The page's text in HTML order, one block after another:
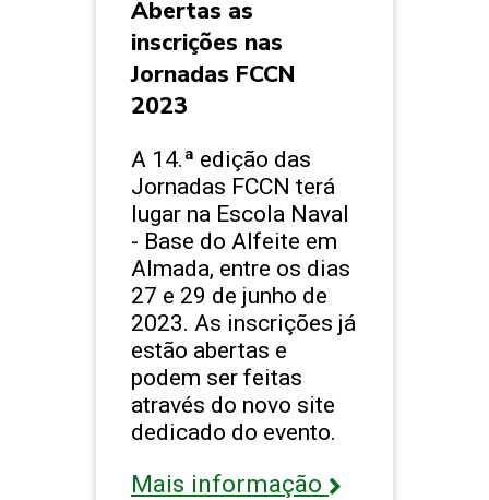
Abertas as
inscrições nas
Jornadas FCCN
2023
A 14.ª edição das
Jornadas FCCN terá
lugar na Escola Naval
- Base do Alfeite em
Almada, entre os dias
27 e 29 de junho de
2023. As inscrições já
estão abertas e
podem ser feitas
através do novo site
dedicado do evento.
Mais informação